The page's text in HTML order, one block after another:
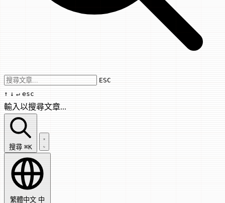
Use arrow keys to navigate results,
ESC
↑ ↓ ↵ esc
輸入以搜尋文章...
搜尋文章...
搜尋 ⌘K
繁體中文 中